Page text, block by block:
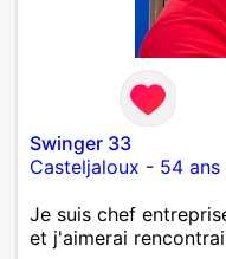
Swinger 33
Casteljaloux - 54 ans
Je suis chef
et j'aimerai